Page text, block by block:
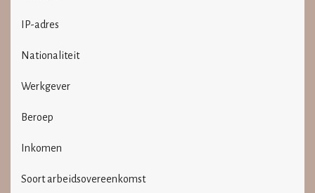
IP-adres
Nationaliteit
Werkgever
Beroep
Inkomen
Soort arbeidsovereenkomst